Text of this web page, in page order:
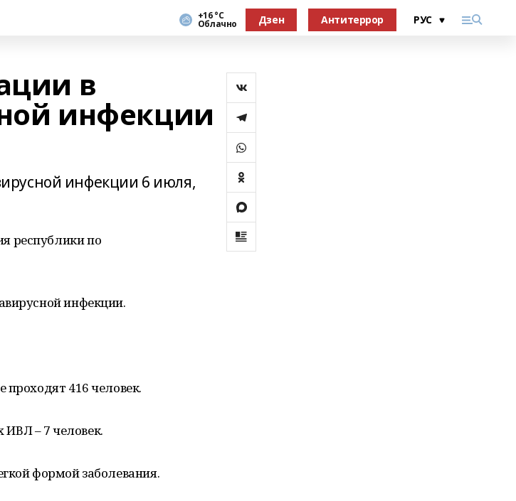
+16 °С
Облачно Дзен Антитеррор
в
инфекции
инфекции 6 июля,
республики по
инфекции.
416 человек.
ИВЛ – 7 человек.
формой заболевания.